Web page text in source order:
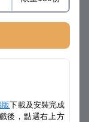
版下載及安裝完成
後，點選右上方